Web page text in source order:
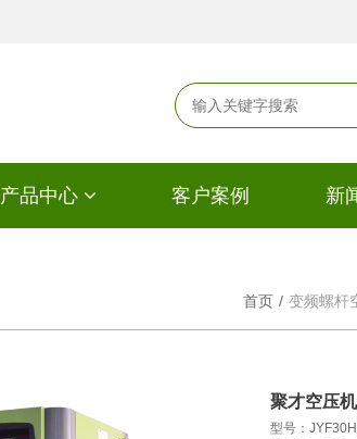
产品中心 客户案例 新
聚才空压
型号：
首页 / 变频螺杆